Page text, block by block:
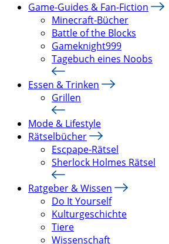
Game-Guides & Fan-Fiction
Minecraft-Bücher
Battle of the Blocks
Gameknight999
Tagebuch eines Noobs
Essen & Trinken
Grillen
Mode & Lifestyle
Rätselbücher
Escpape-Rätsel
Sherlock Holmes Rätsel
Ratgeber & Wissen
Do It Yourself
Kulturgeschichte
Tiere
Wissenschaft